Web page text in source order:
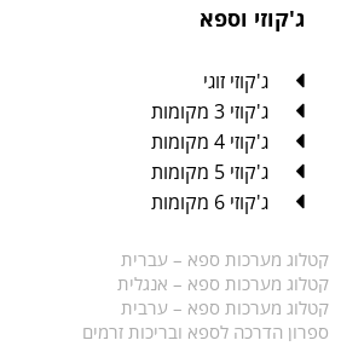
ג'קוזי וספא
ג'קוזי זוגי
ג'קוזי 3 מקומות
ג'קוזי 4 מקומות
ג'קוזי 5 מקומות
ג'קוזי 6 מקומות
קטלוג מערכות ספא – עברית
קטלוג מערכות ספא – אנגלית
קטלוג מערכות ספא – ערבית
ספרון הדרכה לספא ובריכות זרמים